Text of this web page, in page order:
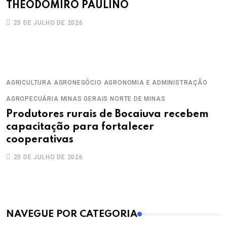
THEODOMIRO PAULINO
25 DE JULHO DE 2026
AGRICULTURA AGRONEGÓCIO AGRONOMIA E ADMINISTRAÇÃO
AGROPECUÁRIA MINAS GERAIS NORTE DE MINAS
Produtores rurais de Bocaiuva recebem
capacitação para fortalecer
cooperativas
20 DE JULHO DE 2026
MAIS VISTOS
NAVEGUE POR CATEGORIA